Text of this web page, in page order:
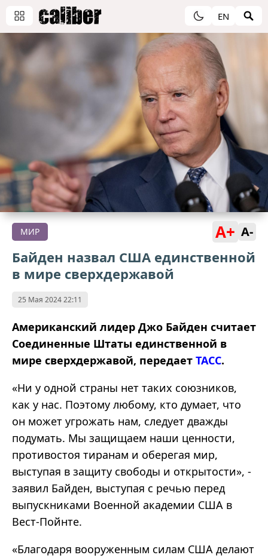
EN
МИР A+ A-
Байден назвал США единственной
в мире сверхдержавой
25 Мая 2024 22:11
Американский лидер Джо Байден считает
Соединенные Штаты единственной в
мире сверхдержавой, передает ТАСС.
«Ни у одной страны нет таких союзников,
как у нас. Поэтому любому, кто думает, что
он может угрожать нам, следует дважды
подумать. Мы защищаем наши ценности,
противостоя тиранам и оберегая мир,
выступая в защиту свободы и открытости», -
заявил Байден, выступая с речью перед
выпускниками Военной академии США в
Вест-Пойнте.
«Благодаря вооруженным силам США делают